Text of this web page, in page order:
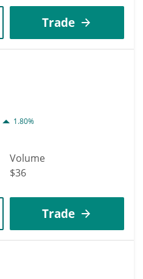
Trade
1.80%
Volume
$36
Trade